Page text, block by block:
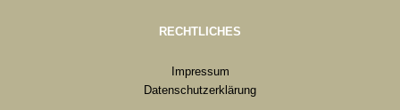
RECHTLICHES
Impressum
Datenschutzerklärung